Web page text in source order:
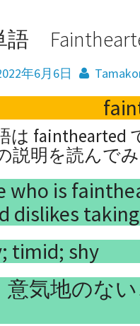
語
年6月6日
は fainthearted
説明を読んでみ
who is
dislikes
timid; shy
意気地のな